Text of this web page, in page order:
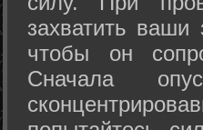
захватить
чтобы он
Сначала